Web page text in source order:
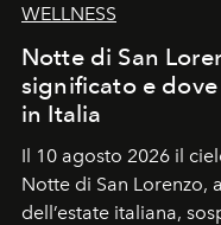
WELLNESS
Notte di San
significato e
in Italia
Il 10 agosto 2026 il
Notte di San Lorenzo,
dell’estate italiana,